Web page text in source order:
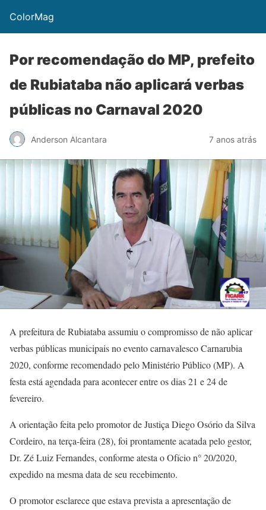
ColorMag
Por recomendação do MP, prefeito
de Rubiataba não aplicará verbas
públicas no Carnaval 2020
Anderson Alcantara 7 anos atrás
A prefeitura de Rubiataba assumiu o compromisso de não aplicar
verbas públicas municipais no evento carnavalesco Carnarubia
2020, conforme recomendado pelo Ministério Público (MP). A
festa está agendada para acontecer entre os dias 21 e 24 de
fevereiro.
A orientação feita pelo promotor de Justiça Diego Osório da Silva
Cordeiro, na terça-feira (28), foi prontamente acatada pelo gestor,
Dr. Zé Luiz Fernandes, conforme atesta o Ofício n° 20/2020,
expedido na mesma data de seu recebimento.
O promotor esclarece que estava prevista a apresentação de